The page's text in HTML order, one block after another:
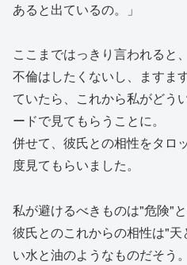
あると出ているの。」
ここまではっきり言われると
不倫はしたくないし、ますま
ていたら、これから私がどう
ードで見てもらうことに。
併せて、彼氏との相性をタロ
度見てもらいました。
私が避けるべきものは"危険"と
彼氏とのこれからの相性は"
い水と油のようなものだそう。